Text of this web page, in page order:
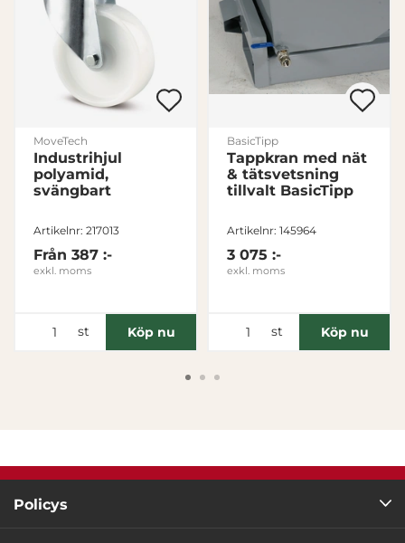
MoveTech
Industrihjul
polyamid,
svängbart
Artikelnr: 217013
Från 387 :-
exkl. moms
st Köp nu
BasicTipp
Tappkran med nät
& tätsvetsning
tillvalt BasicTipp
Artikelnr: 145964
3 075 :-
exkl. moms
st Köp nu
Policys